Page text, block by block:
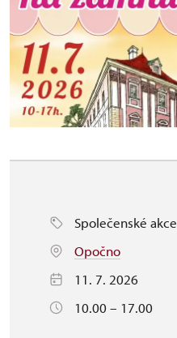
Společenské akce
Opočno
11. 7. 2026
10.00 – 17.00